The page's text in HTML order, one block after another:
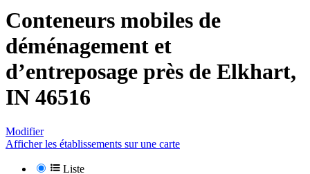
Conteneurs mobiles de
déménagement et
d’entreposage près de Elkhart,
IN 46516
Modifier
Afficher les établissements sur une carte
Liste